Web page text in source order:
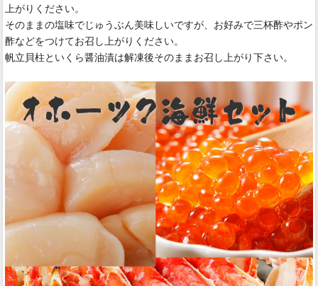
上がりください。
そのままの塩味でじゅうぶん美味しいですが、お好みで三杯酢やポン
酢などをつけてお召し上がりください。
帆立貝柱といくら醤油漬は解凍後そのままお召し上がり下さい。